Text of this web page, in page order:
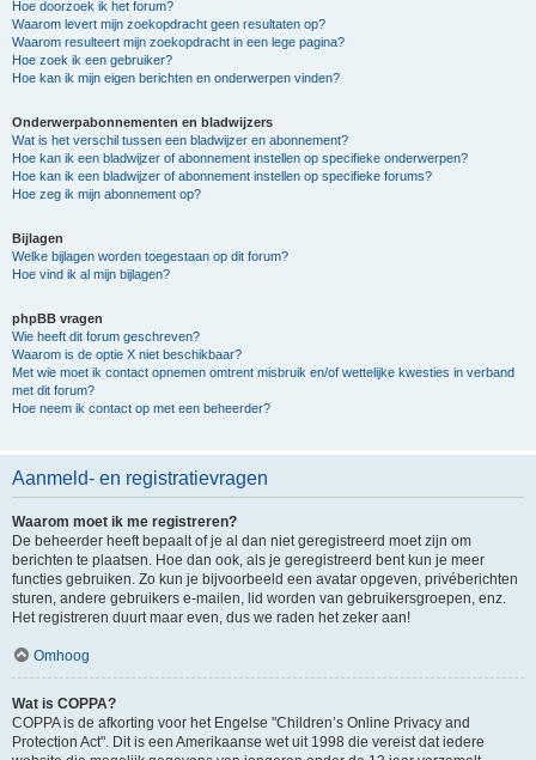
Hoe doorzoek ik het forum?
Waarom levert mijn zoekopdracht geen resultaten op?
Waarom resulteert mijn zoekopdracht in een lege pagina?
Hoe zoek ik een gebruiker?
Hoe kan ik mijn eigen berichten en onderwerpen vinden?
Onderwerpabonnementen en bladwijzers
Wat is het verschil tussen een bladwijzer en abonnement?
Hoe kan ik een bladwijzer of abonnement instellen op specifieke onderwerpen?
Hoe kan ik een bladwijzer of abonnement instellen op specifieke forums?
Hoe zeg ik mijn abonnement op?
Bijlagen
Welke bijlagen worden toegestaan op dit forum?
Hoe vind ik al mijn bijlagen?
phpBB vragen
Wie heeft dit forum geschreven?
Waarom is de optie X niet beschikbaar?
Met wie moet ik contact opnemen omtrent misbruik en/of wettelijke kwesties in verband
met dit forum?
Hoe neem ik contact op met een beheerder?
Aanmeld- en registratievragen
Waarom moet ik me registreren?
De beheerder heeft bepaalt of je al dan niet geregistreerd moet zijn om
berichten te plaatsen. Hoe dan ook, als je geregistreerd bent kun je meer
functies gebruiken. Zo kun je bijvoorbeeld een avatar opgeven, privéberichten
sturen, andere gebruikers e-mailen, lid worden van gebruikersgroepen, enz.
Het registreren duurt maar even, dus we raden het zeker aan!
Omhoog
Wat is COPPA?
COPPA is de afkorting voor het Engelse "Children’s Online Privacy and
Protection Act". Dit is een Amerikaanse wet uit 1998 die vereist dat iedere